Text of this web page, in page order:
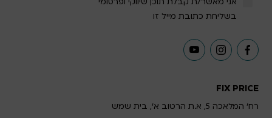
FIX PRICE
רח' המלאכה 5, א.ת הרטוב א', בית שמש
בשליחת כתובת מייל זו